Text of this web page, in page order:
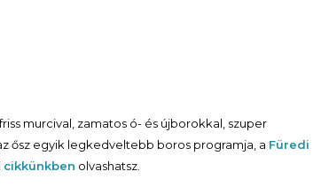
murcival, zamatos ó- és újborokkal, szuper
ősz egyik legkedveltebb boros programja, a Füredi
cikkünkben olvashatsz.